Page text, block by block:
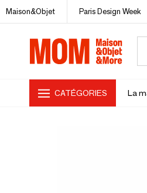
Maison&Objet Paris Design Week
CATÉGORIES La